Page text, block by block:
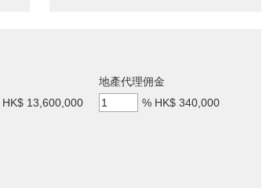
HK$ 13,600,000
地產代理佣金
% HK$ 340,000